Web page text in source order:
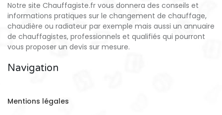
Notre site Chauffagiste.fr vous donnera des conseils et
informations pratiques sur le changement de chauffage,
chaudière ou radiateur par exemple mais aussi un annuaire
de chauffagistes, professionnels et qualifiés qui pourront
vous proposer un devis sur mesure.
Navigation
Mentions légales